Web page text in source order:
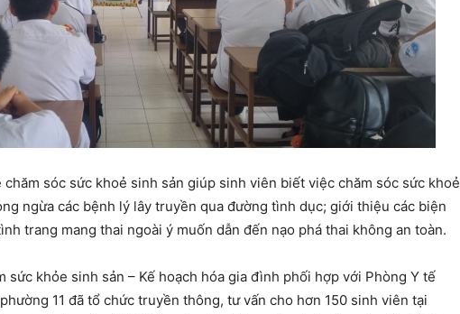
sóc sức khoẻ sinh sản giúp sinh viên biết việc chăm sóc sức khoẻ
ngừa các bệnh lý lây truyền qua đường tình dục; giới thiệu các biện
trang mang thai ngoài ý muốn dẫn đến nạo phá thai không an toàn.
sức khỏe sinh sản – Kế hoạch hóa gia đình phối hợp với Phòng Y tế
11 đã tổ chức truyền thông, tư vấn cho hơn 150 sinh viên tại